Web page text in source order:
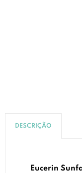
DESCRIÇÃO
Eucerin